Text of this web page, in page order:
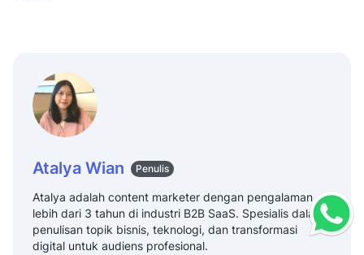
Atalya Wian Penulis
Atalya adalah content marketer dengan pengalaman
lebih dari 3 tahun di industri B2B SaaS. Spesialis dalam
penulisan topik bisnis, teknologi, dan transformasi
digital untuk audiens profesional.